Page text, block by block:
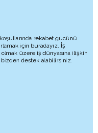
koşullarında rekabet gücünü
için buradayız. İş
üzere iş dünyasına ilişkin
destek alabilirsiniz.